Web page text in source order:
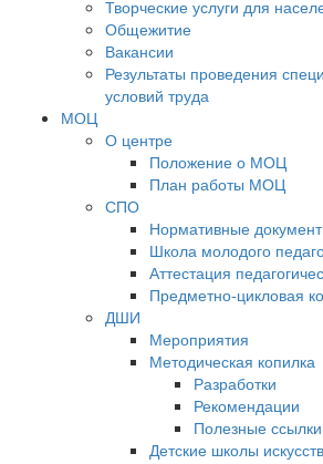
Творческие услуги для
Общежитие
Вакансии
Результаты проведения
условий труда
МОЦ
О центре
Положение о МОЦ
План работы МОЦ
СПО
Нормативные
Школа молодого
Аттестация
Предметно-цикловая
ДШИ
Мероприятия
Методическая копилка
Разработки
Рекомендации
Полезные ссылки
Детские школы